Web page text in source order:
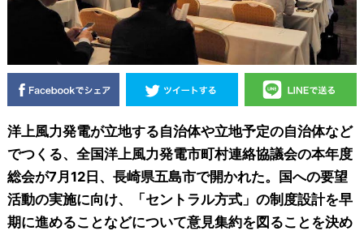
洋上風力発電が立地する自治体や立地予定の自治体など
でつくる、全国洋上風力発電市町村連絡協議会の本年度
総会が7月12日、長崎県五島市で開かれた。国への要望
活動の実施に向け、「セントラル方式」の制度設計を早
期に進めることなどについて意見集約を図ることを決め